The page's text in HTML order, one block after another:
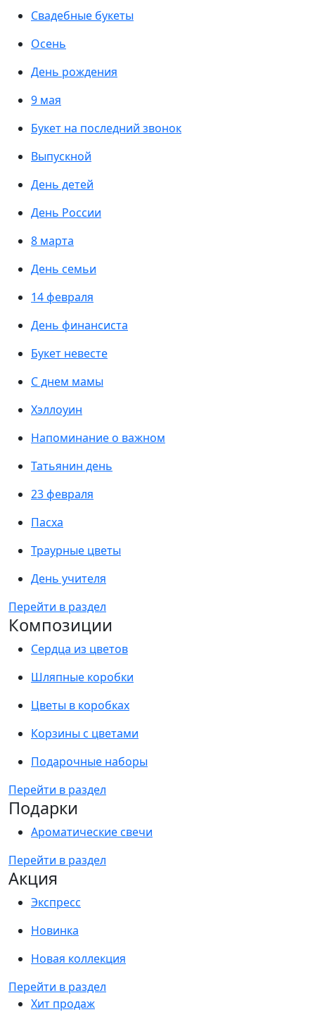
Свадебные букеты
Осень
День рождения
9 мая
Букет на последний звонок
Выпускной
День детей
День России
8 марта
День семьи
14 февраля
День финансиста
Букет невесте
С днем мамы
Хэллоуин
Напоминание о важном
Татьянин день
23 февраля
Пасха
Траурные цветы
День учителя
Перейти в раздел
Композиции
Сердца из цветов
Шляпные коробки
Цветы в коробках
Корзины с цветами
Подарочные наборы
Перейти в раздел
Подарки
Ароматические свечи
Перейти в раздел
Акция
Экспресс
Новинка
Новая коллекция
Перейти в раздел
Хит продаж